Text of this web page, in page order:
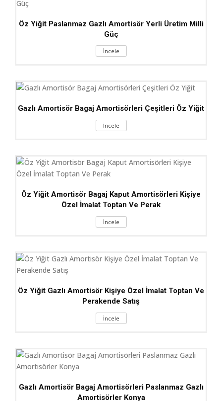
Öz Yiğit Paslanmaz Gazlı Amortisör Yerli Üretim Milli
Güç
İncele
Gazlı Amortisör Bagaj Amortisörleri Çeşitleri Öz Yiğit
İncele
Öz Yiğit Amortisör Bagaj Kaput Amortisörleri Kişiye
Özel İmalat Toptan Ve Perak
İncele
Öz Yiğit Gazlı Amortisör Kişiye Özel İmalat Toptan Ve
Perakende Satış
İncele
Gazlı Amortisör Bagaj Amortisörleri Paslanmaz Gazlı
Amortisörler Konya